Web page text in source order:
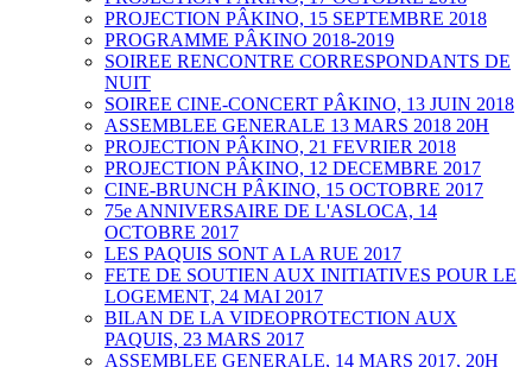
PROJECTION PÂKINO, 15 SEPTEMBRE 2018
PROGRAMME PÂKINO 2018-2019
SOIREE RENCONTRE CORRESPONDANTS DE
NUIT
SOIREE CINE-CONCERT PÂKINO, 13 JUIN 2018
ASSEMBLEE GENERALE 13 MARS 2018 20H
PROJECTION PÂKINO, 21 FEVRIER 2018
PROJECTION PÂKINO, 12 DECEMBRE 2017
CINE-BRUNCH PÂKINO, 15 OCTOBRE 2017
75e ANNIVERSAIRE DE L'ASLOCA, 14
OCTOBRE 2017
LES PAQUIS SONT A LA RUE 2017
FETE DE SOUTIEN AUX INITIATIVES POUR LE
LOGEMENT, 24 MAI 2017
BILAN DE LA VIDEOPROTECTION AUX
PAQUIS, 23 MARS 2017
ASSEMBLEE GENERALE, 14 MARS 2017, 20H